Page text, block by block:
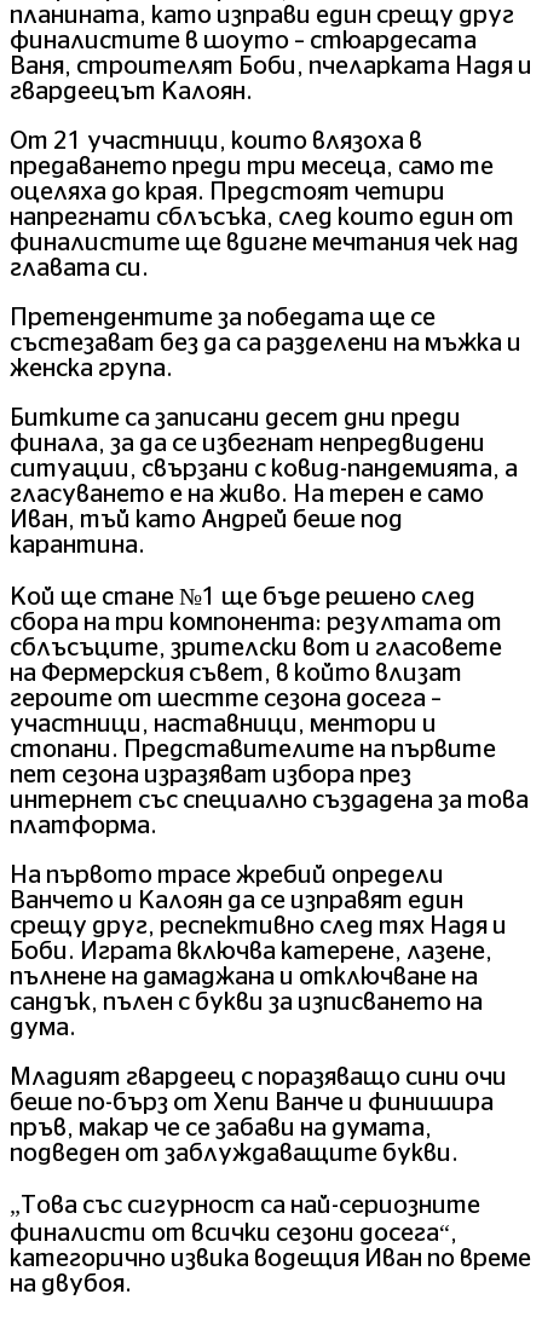
планината, като изправи един срещу друг
финалистите в шоуто – стюардесата
Ваня, строителят Боби, пчеларката Надя и
гвардеецът Калоян.
От 21 участници, които влязоха в
предаването преди три месеца, само те
оцеляха до края. Предстоят четири
напрегнати сблъсъка, след които един от
финалистите ще вдигне мечтания чек над
главата си.
Претендентите за победата ще се
състезават без да са разделени на мъжка и
женска група.
Битките са записани десет дни преди
финала, за да се избегнат непредвидени
ситуации, свързани с ковид-пандемията, а
гласуването е на живо. На терен е само
Иван, тъй като Андрей беше под
карантина.
Кой ще стане №1 ще бъде решено след
сбора на три компонента: резултата от
сблъсъците, зрителски вот и гласовете
на Фермерския съвет, в който влизат
героите от шестте сезона досега –
участници, наставници, ментори и
стопани. Представителите на първите
пет сезона изразяват избора през
интернет със специално създадена за това
платформа.
На първото трасе жребий определи
Ванчето и Калоян да се изправят един
срещу друг, респективно след тях Надя и
Боби. Играта включва катерене, лазене,
пълнене на дамаджана и отключване на
сандък, пълен с букви за изписването на
дума.
Младият гвардеец с поразяващо сини очи
беше по-бърз от Хепи Ванче и финишира
пръв, макар че се забави на думата,
подведен от заблуждаващите букви.
„Това със сигурност са най-сериозните
финалисти от всички сезони досега“,
категорично извика водещия Иван по време
на двубоя.